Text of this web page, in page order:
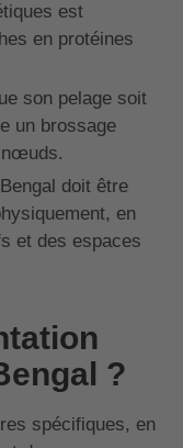
est
en protéines
son pelage soit
un brossage
nœuds.
doit être
en
et des espaces
?
spécifiques, en